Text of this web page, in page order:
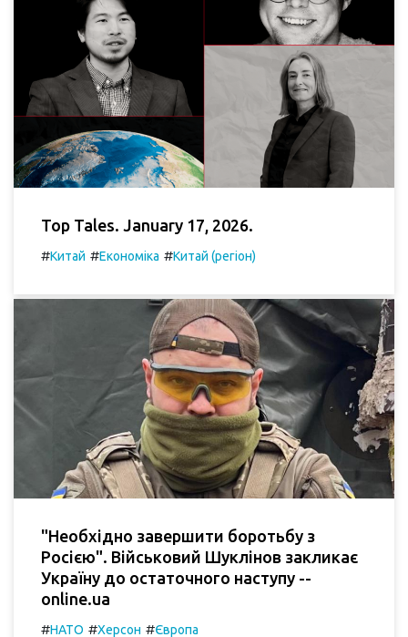
Top Tales. January 17, 2026.
#Китай #Економіка #Китай (регіон)
"Необхідно завершити боротьбу з
Росією". Військовий Шуклінов закликає
Україну до остаточного наступу --
online.ua
#НАТО #Херсон #Європа